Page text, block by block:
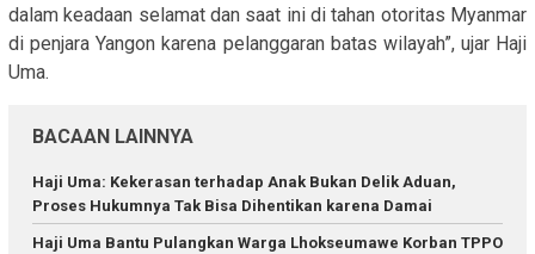
dalam keadaan selamat dan saat ini di tahan otoritas Myanmar
di penjara Yangon karena pelanggaran batas wilayah”, ujar Haji
Uma.
BACAAN LAINNYA
Haji Uma: Kekerasan terhadap Anak Bukan Delik Aduan,
Proses Hukumnya Tak Bisa Dihentikan karena Damai
Haji Uma Bantu Pulangkan Warga Lhokseumawe Korban TPPO